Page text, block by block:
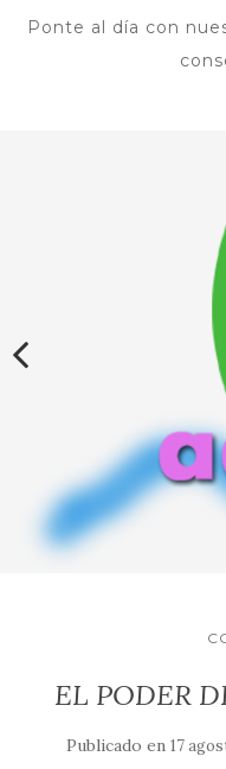
Ponte al día con
EL PODER
Publicado en 17